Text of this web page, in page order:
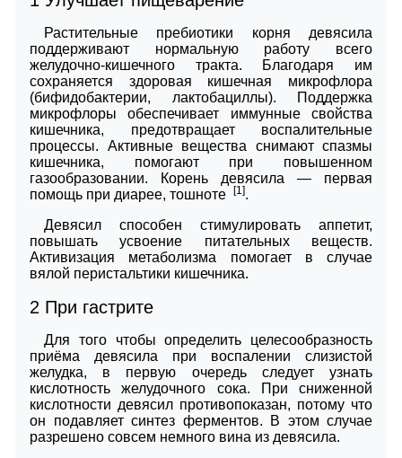
Растительные пребиотики корня девясила
поддерживают нормальную работу всего
желудочно-кишечного тракта. Благодаря им
сохраняется здоровая кишечная микрофлора
(бифидобактерии, лактобациллы). Поддержка
микрофлоры обеспечивает иммунные свойства
кишечника, предотвращает воспалительные
процессы. Активные вещества снимают спазмы
кишечника, помогают при повышенном
газообразовании. Корень девясила — первая
помощь при диарее, тошноте [1].
Девясил способен стимулировать аппетит,
повышать усвоение питательных веществ.
Активизация метаболизма помогает в случае
вялой перистальтики кишечника.
2 При гастрите
Для того чтобы определить целесообразность
приёма девясила при воспалении слизистой
желудка, в первую очередь следует узнать
кислотность желудочного сока. При сниженной
кислотности девясил противопоказан, потому что
он подавляет синтез ферментов. В этом случае
разрешено совсем немного вина из девясила.